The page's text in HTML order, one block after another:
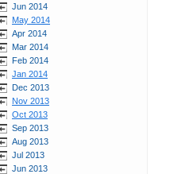
Jun 2014
May 2014
Apr 2014
Mar 2014
Feb 2014
Jan 2014
Dec 2013
Nov 2013
Oct 2013
Sep 2013
Aug 2013
Jul 2013
Jun 2013